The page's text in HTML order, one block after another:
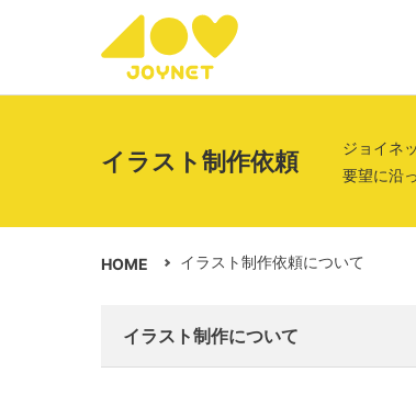
イラスト制作依頼
ジョイネ
要望に沿
HOME イラスト制作依頼について
イラスト制作について